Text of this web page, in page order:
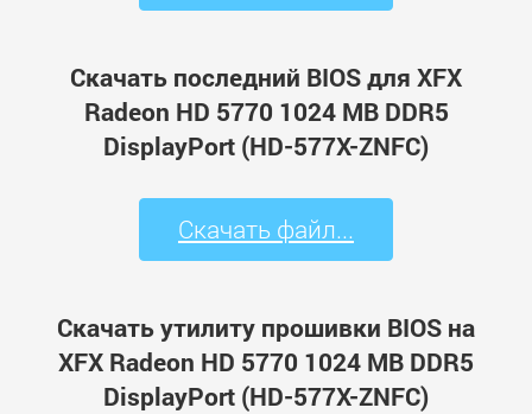
Скачать последний BIOS для XFX
Radeon HD 5770 1024 MB DDR5
DisplayPort (HD-577X-ZNFC)
Скачать файл...
Скачать утилиту прошивки BIOS на
XFX Radeon HD 5770 1024 MB DDR5
DisplayPort (HD-577X-ZNFC)